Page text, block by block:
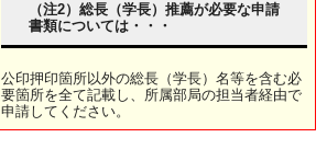
（注2）総長（学長）推薦が必要な申請
書類については・・・
公印押印箇所以外の総長（学長）名等を含む必
要箇所を全て記載し、所属部局の担当者経由で
申請してください。